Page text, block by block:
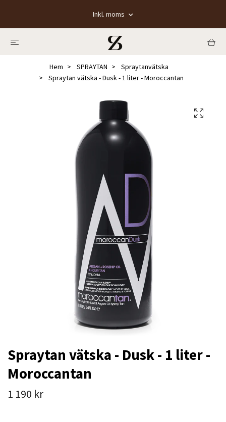
Inkl. moms
Hem SPRAYTAN
Spraytanvätska
Spraytan vätska - Dusk - 1 liter - Moroccantan
Spraytan vätska - Dusk - 1 liter -
Moroccantan
1 190 kr